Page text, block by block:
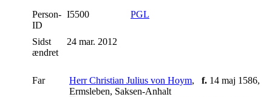
Person-
ID
I5500 PGL
Sidst
ændret
24 mar. 2012
Far Herr Christian Julius von Hoym, f. 14 maj 1586,
Ermsleben, Saksen-Anhalt